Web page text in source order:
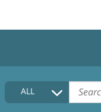
HOME
COLLECTIONS
ALL